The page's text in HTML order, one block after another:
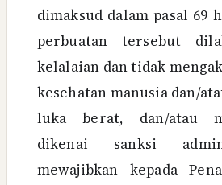
dimaksud dalam pasal 69
perbuatan tersebut
kelalaian dan tidak
kesehatan manusia dan/
luka berat, dan/atau
dikenai sanksi
mewajibkan kepada